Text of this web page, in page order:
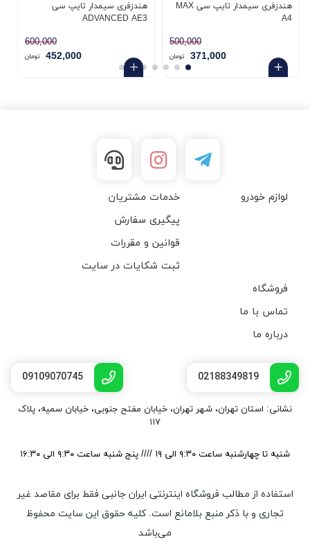
هندزفری سیمدار تایپ سی MAX
A4
500,000
371,000 تومان
هندزفری سیمدار تایپ سی
ADVANCED AE3
600,000
452,000 تومان
لوازم خودرو
خدمات مشتریان
پیگیری سفارش
قوانین و مقررات
ثبت شکایات در سایت
فروشگاه
تماس با ما
درباره ما
02188349819
09109070745
نشانی: استان تهران، شهر تهران، خیابان مفتح جنوبی، خیابان سمیه، پلاک
۱۱۷
شنبه تا چهارشنبه ساعت ۹:۳۰ الی ۱۹ //// پنج شنبه ساعت ۹:۳۰ الی ۱۶:۳۰
استفاده از مطالب فروشگاه اینترنتی ایران جانبی فقط برای مقاصد غیر
تجاری و با ذکر منبع بلامانع است. کليه حقوق اين سايت محفوظ
می‌باشد